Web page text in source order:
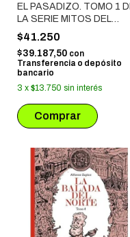
EL PASADIZO. TOMO 1
LA SERIE MITOS DEL
HUERTO DE LOS
$41.250
$39.187,50 con
Transferencia o depósito
bancario
3 x $13.750 sin interés